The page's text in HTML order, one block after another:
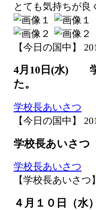
とても気持ちが良
【今日の国中】
4月10日(水) 学
た。
学校長あいさつ
【今日の国中】
学校長あいさつ
学校長あいさつ
【学校長あいさつ
４月１０日（